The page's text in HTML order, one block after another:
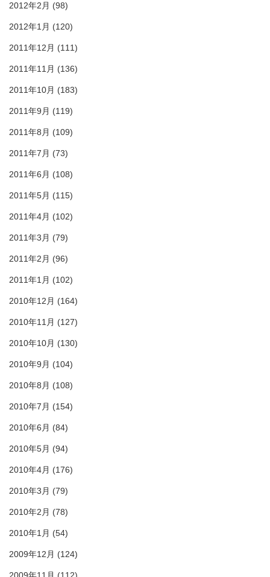
2012年2月 (98)
2012年1月 (120)
2011年12月 (111)
2011年11月 (136)
2011年10月 (183)
2011年9月 (119)
2011年8月 (109)
2011年7月 (73)
2011年6月 (108)
2011年5月 (115)
2011年4月 (102)
2011年3月 (79)
2011年2月 (96)
2011年1月 (102)
2010年12月 (164)
2010年11月 (127)
2010年10月 (130)
2010年9月 (104)
2010年8月 (108)
2010年7月 (154)
2010年6月 (84)
2010年5月 (94)
2010年4月 (176)
2010年3月 (79)
2010年2月 (78)
2010年1月 (54)
2009年12月 (124)